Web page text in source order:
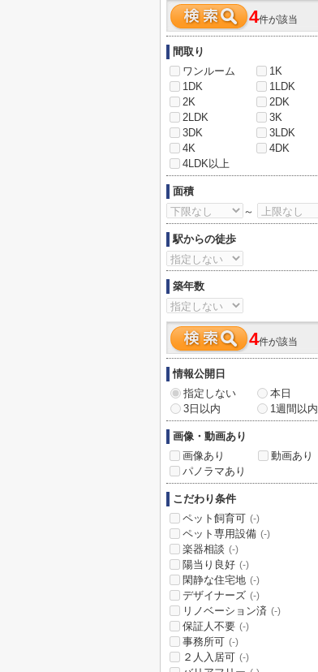
4件が該当
間取り
ワンルーム
1K
1DK
1LDK
2K
2DK
2LDK
3K
3DK
3LDK
4K
4DK
4LDK以上
面積
～
駅からの徒歩
築年数
4件が該当
情報公開日
指定しない
本日
3日以内
1週間以内
画像・動画あり
画像あり
動画あり
パノラマあり
こだわり条件
ペット飼育可 (-)
ペット専用設備 (-)
楽器相談 (-)
陽当り良好 (-)
閑静な住宅地 (-)
デザイナーズ (-)
リノベーション済 (-)
保証人不要 (-)
事務所可 (-)
２人入居可 (-)